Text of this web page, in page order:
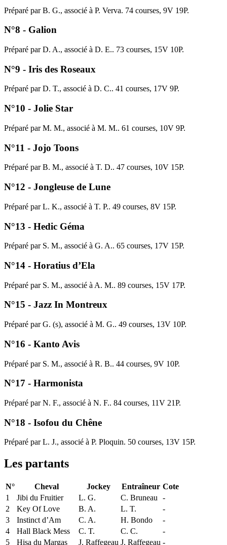
Préparé par B. G., associé à P. Verva. 74 courses, 9V 19P.
N°8 - Galion
Préparé par D. A., associé à D. E.. 73 courses, 15V 10P.
N°9 - Iris des Roseaux
Préparé par D. T., associé à D. C.. 41 courses, 17V 9P.
N°10 - Jolie Star
Préparé par M. M., associé à M. M.. 61 courses, 10V 9P.
N°11 - Jojo Toons
Préparé par B. M., associé à T. D.. 47 courses, 10V 15P.
N°12 - Jongleuse de Lune
Préparé par L. K., associé à T. P.. 49 courses, 8V 15P.
N°13 - Hedic Géma
Préparé par S. M., associé à G. A.. 65 courses, 17V 15P.
N°14 - Horatius d’Ela
Préparé par S. M., associé à A. M.. 89 courses, 15V 17P.
N°15 - Jazz In Montreux
Préparé par G. (s), associé à M. G.. 49 courses, 13V 10P.
N°16 - Kanto Avis
Préparé par S. M., associé à R. B.. 44 courses, 9V 10P.
N°17 - Harmonista
Préparé par N. F., associé à N. F.. 84 courses, 11V 21P.
N°18 - Isofou du Chêne
Préparé par L. J., associé à P. Ploquin. 50 courses, 13V 15P.
Les partants
N° Cheval Jockey Entraîneur Cote
1
Jibi du Fruitier L. G. C. Bruneau
-
2
Key Of Love B. A. L. T.
-
3
Instinct d’Am C. A. H. Bondo
-
4
Hall Black Mess C. T. C. C.
-
5
Hisa du Margas J. Raffegeau J. Raffegeau -